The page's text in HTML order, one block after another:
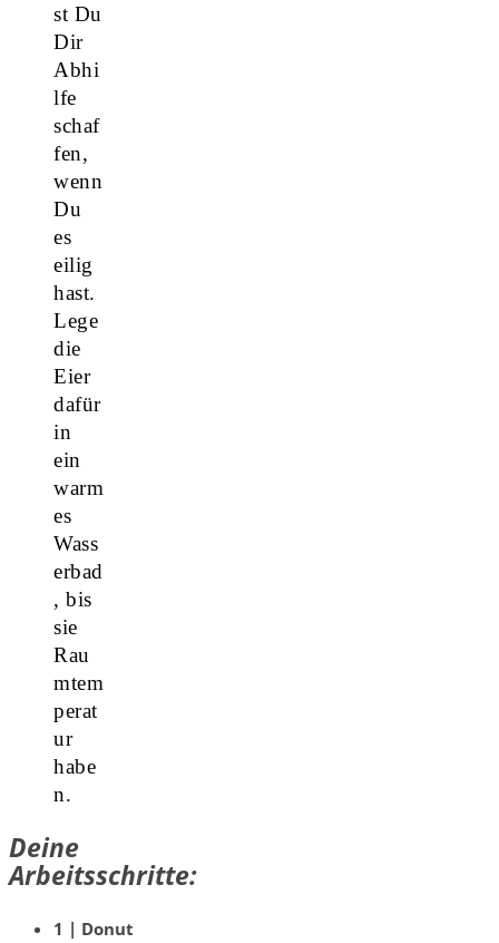
st Du
Dir
Abhi
lfe
schaf
fen,
wenn
Du
es
eilig
hast.
Lege
die
Eier
dafür
in
ein
warm
es
Wass
erbad
, bis
sie
Rau
mtem
perat
ur
habe
n.
Deine
Arbeitsschritte:
1 | Donut